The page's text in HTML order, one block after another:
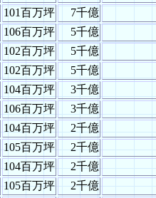
101百万坪
7千億
106百万坪
5千億
102百万坪
5千億
102百万坪
5千億
104百万坪
3千億
106百万坪
3千億
104百万坪
2千億
105百万坪
2千億
104百万坪
2千億
105百万坪
2千億